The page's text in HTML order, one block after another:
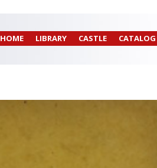
HOME LIBRARY CASTLE CATALOG